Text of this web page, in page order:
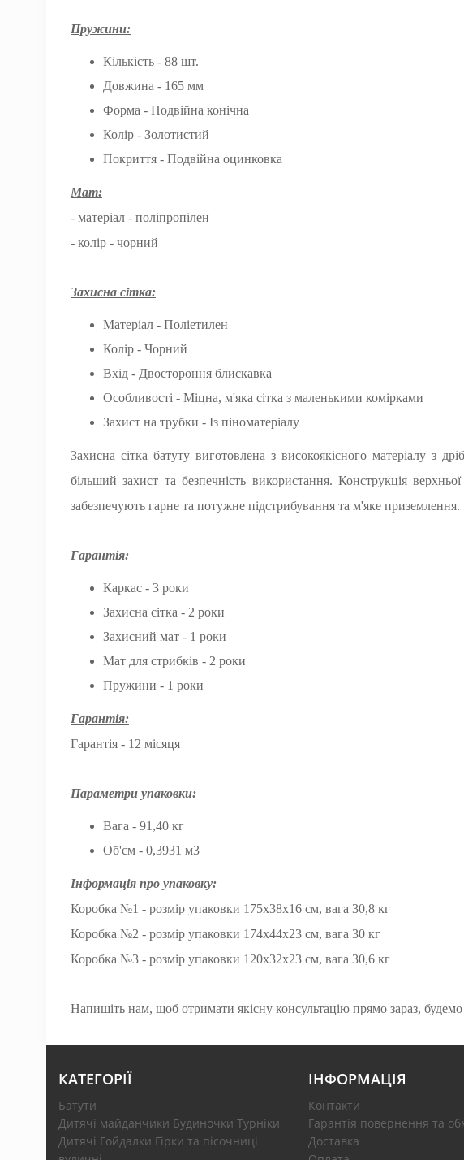
Пружини:
Кількість - 88 шт.
Довжина - 165 мм
Форма - Подвійна конічна
Колір - Золотистий
Покриття - Подвійна оцинковка
Мат:
- матеріал - поліпропілен
- колір - чорний
Захисна сітка:
Матеріал - Поліетилен
Колір - Чорний
Вхід - Двостороння блискавка
Особливості - Міцна, м'яка сітка з маленькими комірками
Захист на трубки - Із піноматеріалу
Захисна сітка батуту виготовлена з високоякісного матеріалу з
більший захист та безпечність використання. Конструкція
забезпечують гарне та потужне підстрибування та м'яке приземлення.
Гарантія:
Каркас - 3 роки
Захисна сітка - 2 роки
Захисний мат - 1 роки
Мат для стрибків - 2 роки
Пружини - 1 роки
Гарантія:
Гарантія - 12 місяця
Параметри упаковки:
Вага - 91,40 кг
Об'єм - 0,3931 м3
Інформація про упаковку:
Коробка №1 - розмір упаковки 175x38x16 см, вага 30,8 кг
Коробка №2 - розмір упаковки 174x44x23 см, вага 30 кг
Коробка №3 - розмір упаковки 120x32x23 см, вага 30,6 кг
Напишіть нам, щоб отримати якісну консультацію прямо зараз,
КАТЕГОРІЇ
Батути
Дитячі майданчики Будиночки Турніки
Дитячі Гойдалки Гірки та пісочниці
ІНФОРМАЦІЯ
Контакти
Гарантія повернення та
Доставка